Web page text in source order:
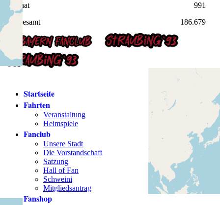
Monat
991
Insgesamt
186.679
Startseite
Fahrten
Veranstaltung
Heimspiele
Fanclub
Unsere Stadt
Die Vorstandschaft
Satzung
Hall of Fan
Schweini
Mitgliedsantrag
Fanshop